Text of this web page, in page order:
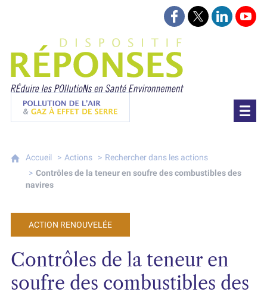
Pollution de l'air & gaz à effet de serre
Suivez-nous sur
Suivez-nous
Accueil Actions
Rechercher dans les actions
Contrôles de la teneur en soufre des combustibles des
navires
ACTION RENOUVELÉE
Contrôles de la teneur en
soufre des combustibles des